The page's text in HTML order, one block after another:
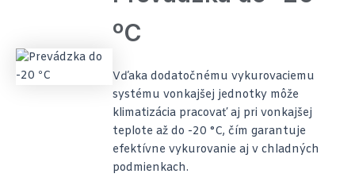
ºC
Vďaka dodatočnému vykurovaciemu
systému vonkajšej jednotky môže
klimatizácia pracovať aj pri vonkajšej
teplote až do -20 °C, čím garantuje
efektívne vykurovanie aj v chladných
podmienkach.